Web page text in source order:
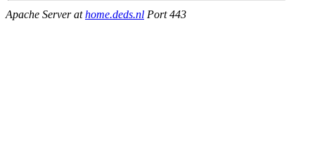
Apache Server athome.deds.nl Port 443